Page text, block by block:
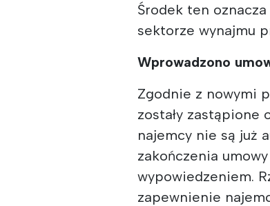
Środek ten
sektorze wynajmu
Wprowadzono
Zgodnie z nowymi
zostały zastąpione
najemcy nie są już
zakończenia
wypowiedzeniem.
zapewnienie